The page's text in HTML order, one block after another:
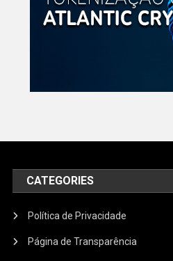
CATEGORIES
Política de Privacidade
Página de Transparência